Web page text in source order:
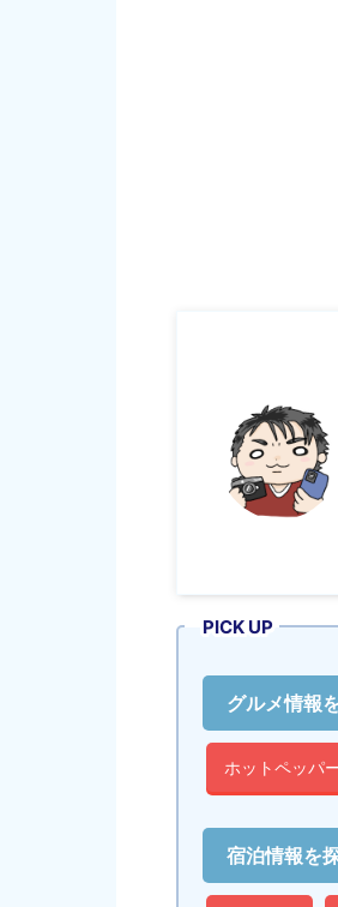
PICK UP
グルメ情報
ホットペッパ
宿泊情報を